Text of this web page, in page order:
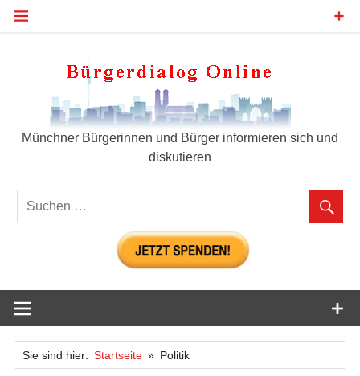
Zum
Münchner Bürgerinnen und Bürger informieren sich und
diskutieren
Sie sind hier: Startseite Politik